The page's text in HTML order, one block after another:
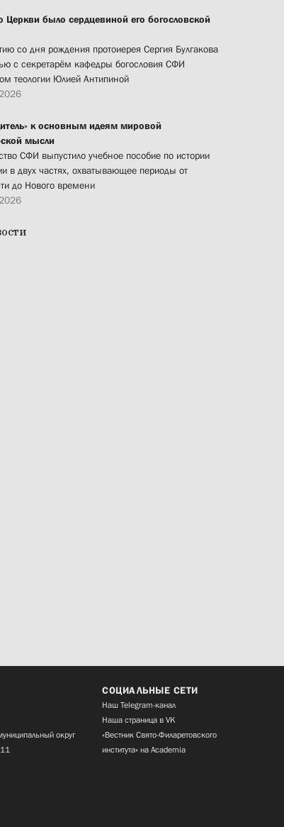
Церкви было сердцевиной его богословской
со дня рождения протоиерея Сергия Булгакова
с секретарём кафедры богословия СФИ
теологии Юлией Антипиной
к основным идеям мировой
мысли
СФИ выпустило учебное пособие по истории
в двух частях, охватывающее периоды от
до Нового времени
округ
СОЦИАЛЬНЫЕ СЕТИ
Наш Telegram-канал
Наша страница в VK
«Вестник Свято-Филаретовского
института» на Academia